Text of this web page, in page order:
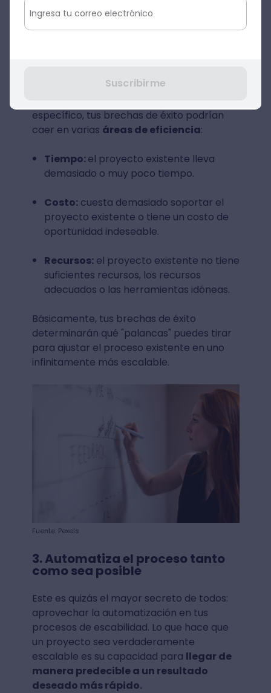
proyecto existente. Esto solo se puede
hacer bien si realmente te tomaste el
Pero una vez que lo hagas y entiendas qué
específico, tus brechas de éxito podrían
caer en varias áreas de eficiencia:
Tiempo:el proyecto existente lleva
demasiado o muy poco tiempo.
Costo:cuesta demasiado soportar el
proyecto existente o tiene un costo de
oportunidad indeseable.
Recursos:el proyecto existente no tiene
suficientes recursos, los recursos
adecuados o las herramientas idóneas.
Básicamente, tus brechas de éxito
determinarán qué "palancas" puedes tirar
para ajustar el proceso existente en uno
infinitamente más escalable.
Fuente: Pexels
3. Automatiza el proceso tanto
como sea posible
Este es quizás el mayor secreto de todos:
aprovechar la automatización en tus
procesos de escabilidad. Lo que hace que
un proyecto sea verdaderamente
escalable es su capacidad para llegar de
manera predecible a un resultado
deseado más rápido.
Suscribirme